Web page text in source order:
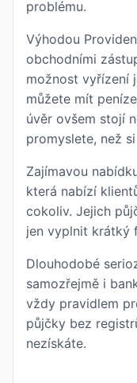
problému.
Výhodou
obchodními
možnost vyřízení
můžete mít
úvěr ovšem stojí
promyslete, než
Zajímavou
která nabízí
cokoliv. Jejich
jen vyplnit krátký
Dlouhodobé
samozřejmě i
vždy pravidlem
půjčky bez
nezískáte.